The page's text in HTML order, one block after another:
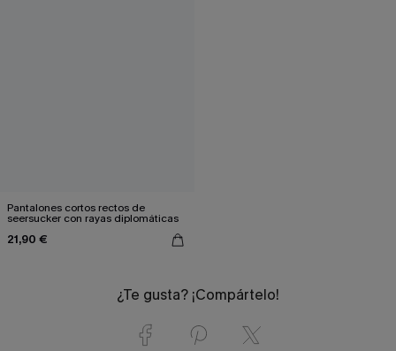
Pantalones cortos rectos de
seersucker con rayas diplomáticas
21,90 €
¿Te gusta? ¡Compártelo!